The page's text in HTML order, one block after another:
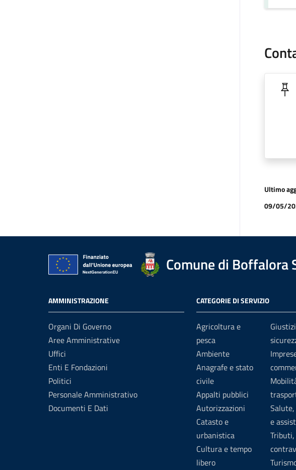
Ultimo
09/05/
Comune di Boffalora
AMMINISTRAZIONE
Organi Di Governo
Aree Amministrative
Uffici
Enti E Fondazioni
Politici
Personale Amministrativo
Documenti E Dati
CATEGORIE DI SERVIZIO
Agricoltura e
pesca
Ambiente
Anagrafe e stato
civile
Appalti pubblici
Autorizzazioni
Catasto e
urbanistica
Cultura e tempo
libero
e